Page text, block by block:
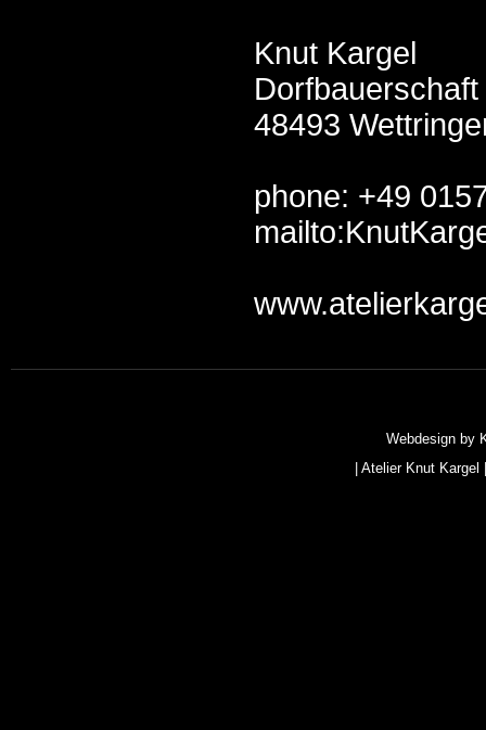
Knut Kargel
Dorfbauerschaft
48493
phone: +49
Webdesign by
|Atelier Knut Kargel